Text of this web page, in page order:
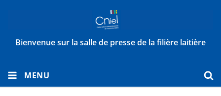
Bienvenue sur la salle de presse de la filière laitière
MENU